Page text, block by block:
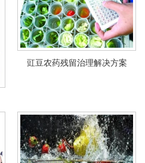
豇豆农药残留治理解决方案